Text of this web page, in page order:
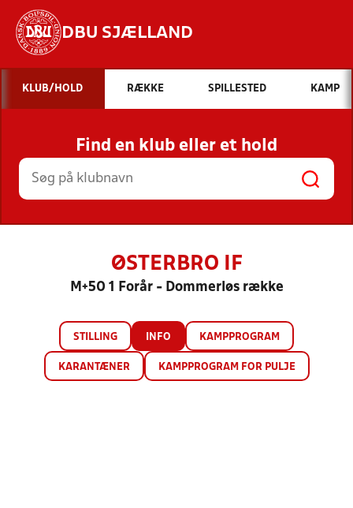
DBU SJÆLLAND
Hvad vil du søge efter?
INDHOLD OG NYHEDER
STILLINGER, RESULTATER, KLUBBER OG
HOLD
KLUB/HOLD RÆKKE SPILLESTED KAMP
Find en klub eller et hold
ØSTERBRO IF
M+50 1 Forår - Dommerløs række
STILLING INFO KAMPPROGRAM
KARANTÆNER KAMPPROGRAM FOR PULJE